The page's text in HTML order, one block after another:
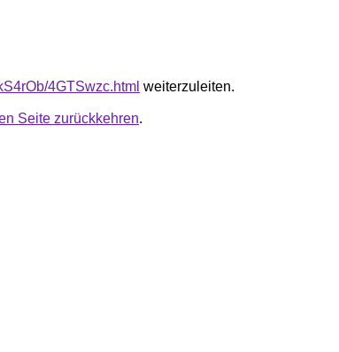
4GTSwzc.html weiterzuleiten.
Seite zurückkehren.